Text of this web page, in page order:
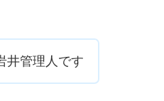
井管理人です